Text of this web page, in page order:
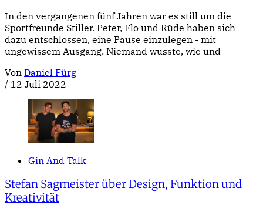
In den vergangenen fünf Jahren war es still um die
Sportfreunde Stiller. Peter, Flo und Rüde haben sich
dazu entschlossen, eine Pause einzulegen - mit
ungewissem Ausgang. Niemand wusste, wie und
Von Daniel Fürg
/ 12 Juli 2022
Gin And Talk
Stefan Sagmeister über Design, Funktion und
Kreativität